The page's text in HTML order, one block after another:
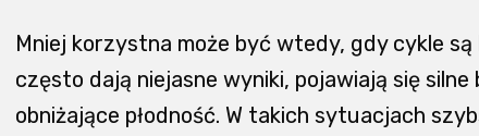
Mniej korzystna może być wtedy, gdy cykle
często dają niejasne wyniki, pojawiają się
obniżające płodność. W takich sytuacjach